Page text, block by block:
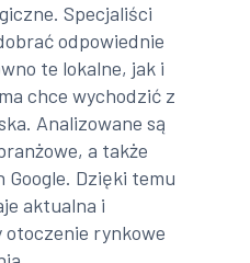
Specjaliści
odpowiednie
te lokalne, jak i
chce wychodzić z
Analizowane są
a także
Dzięki temu
aktualna i
rynkowe